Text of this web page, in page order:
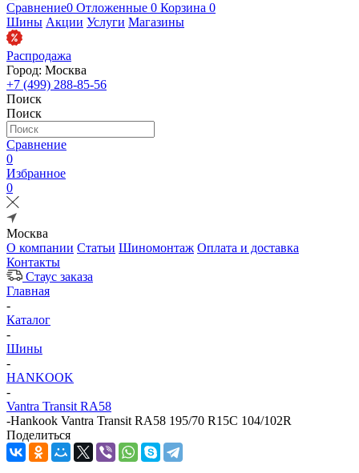
Сравнение0 Отложенные 0 Корзина 0
Шины Акции Услуги Магазины
Распродажа
Город: Москва
+7 (499) 288-85-56
Поиск
Поиск
Сравнение
0
Избранное
0
Москва
О компании Статьи Шиномонтаж Оплата и доставка
Контакты
Стаус заказа
Главная
-
Каталог
-
Шины
-
HANKOOK
-
Vantra Transit RA58
-Hankook Vantra Transit RA58 195/70 R15C 104/102R
Поделиться